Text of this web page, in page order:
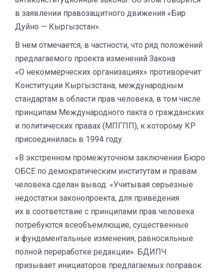
в заявлении правозащитного движения «Бир
Дуйно — Кыргызстан».
В нем отмечается, в частности, что ряд положений
предлагаемого проекта изменений Закона
«О некоммерческих организациях» противоречит
Конституции Кыргызстана, международным
стандартам в области прав человека, в том числе
принципам Международного пакта о гражданских
и политических правах (МПГПП), к которому КР
присоединилась в 1994 году.
«В экстренном промежуточном заключении Бюро
ОБСЕ по демократическим институтам и правам
человека сделан вывод: «Учитывая серьезные
недостатки законопроекта, для приведения
их в соответствие с принципами прав человека
потребуются всеобъемлющие, существенные
и фундаментальные изменения, равносильные
полной переработке редакции». БДИПЧ
призывает инициаторов предлагаемых поправок